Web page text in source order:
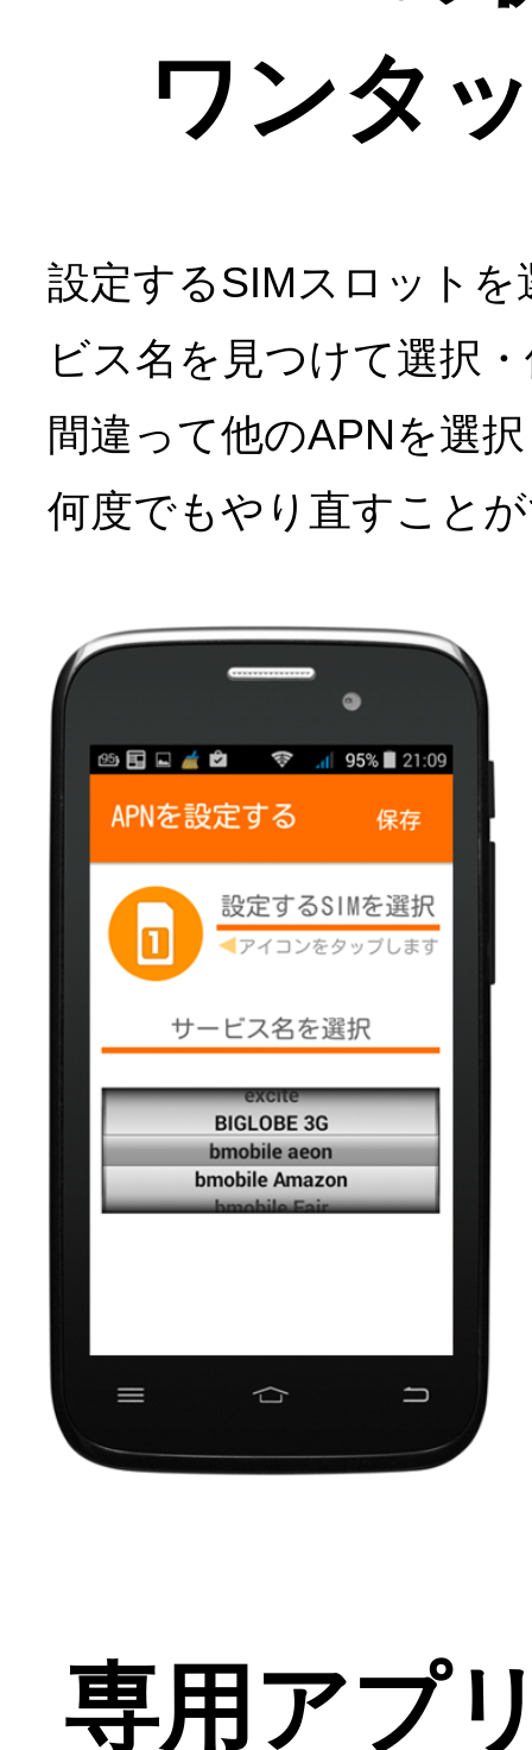
ワンタ
設定するSIMスロット
ビス名を見つけて選択
間違って他のAPNを選
何度でもやり直すこと
専用アプ